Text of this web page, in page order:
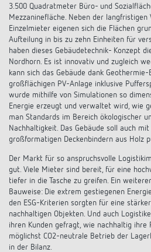
3.500 Quadratmeter Büro- und
Mezzaninefläche. Neben der langfristigen
Einzelmieter eigenen sich die Flächen
Aufteilung in bis zu zehn Einheiten für
haben dieses Gebäudetechnik- Konzept
Nordhorn. Es ist innovativ und zugleich
kann sich das Gebäude dank
großflächigen PV-Anlage inklusive
wurde mithilfe von Simulationen so
Energie erzeugt und verwaltet wird, wie
man Standards im Bereich ökologischer
Nachhaltigkeit. Das Gebäude soll auch
großformatigen Deckenbindern aus Holz
Der Markt für so anspruchsvolle
gut. Viele Mieter sind bereit, für eine
tiefer in die Tasche zu greifen. Ein
Bauweise: Die extrem gestiegenen
den ESG-Kriterien sorgten für eine
nachhaltigen Objekten. Und auch
ihren Kunden gefragt, wie nachhaltig ihre
möglichst CO2-neutrale Betrieb der
in der Bilanz.